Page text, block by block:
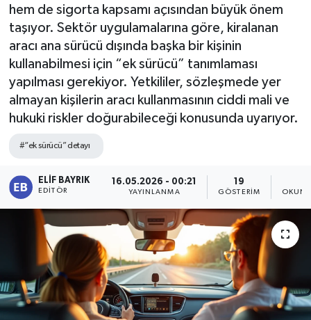
hem de sigorta kapsamı açısından büyük önem
taşıyor. Sektör uygulamalarına göre, kiralanan
aracı ana sürücü dışında başka bir kişinin
kullanabilmesi için “ek sürücü” tanımlaması
yapılması gerekiyor. Yetkililer, sözleşmede yer
almayan kişilerin aracı kullanmasının ciddi mali ve
hukuki riskler doğurabileceği konusunda uyarıyor.
#“ek sürücü” detayı
ELIF BAYRIK
EDITÖR
16.05.2026 - 00:21
YAYINLANMA
19
GÖSTERIM
Haber Arşivi